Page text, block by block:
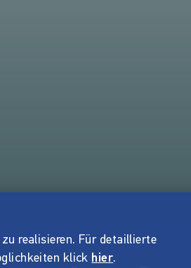
realisieren. Für detaillierte
klick hier.